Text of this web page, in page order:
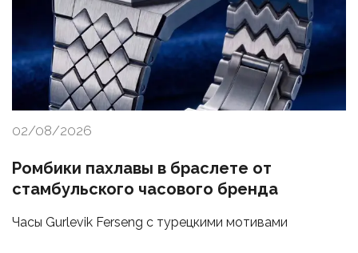
02/08/2026
Ромбики пахлавы в браслете от
стамбульского часового бренда
Часы Gurlevik Ferseng с турецкими мотивами